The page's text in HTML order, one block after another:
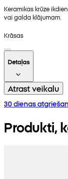
Keramikas krūze
vai galda klājumam.
Krāsas
Detaļas
Atrast veikalu
30 dienas
Produkti,